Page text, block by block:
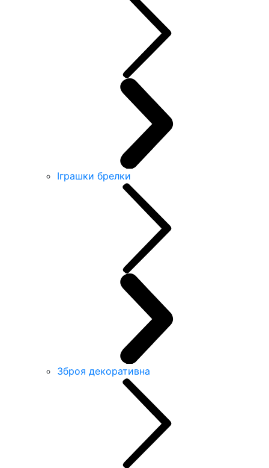
Іграшки брелки
Зброя декоративна